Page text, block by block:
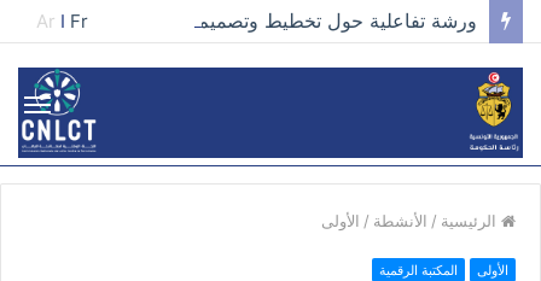
Ar I Fr
الرئيسية / الأنشطة / الأولى
الأولى المكتبة الرقمية